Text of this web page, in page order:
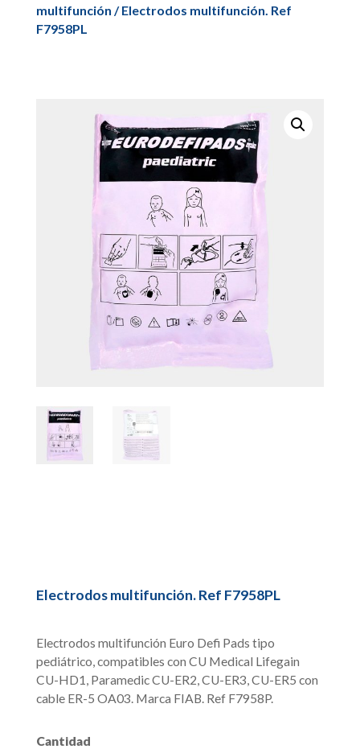
multifunción / Electrodos multifunción. Ref
F7958PL
Electrodos multifunción. Ref F7958PL
Electrodos multifunción Euro Defi Pads tipo
pediátrico, compatibles con CU Medical Lifegain
CU-HD1, Paramedic CU-ER2, CU-ER3, CU-ER5 con
cable ER-5 OA03. Marca FIAB. Ref F7958P.
Cantidad